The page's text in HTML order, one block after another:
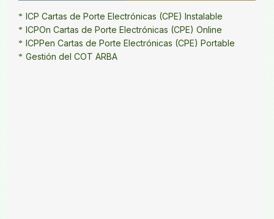
ICP Cartas de Porte Electrónicas (CPE) Instalable
ICPOn Cartas de Porte Electrónicas (CPE) Online
ICPPen Cartas de Porte Electrónicas (CPE) Portable
Gestión del COT ARBA